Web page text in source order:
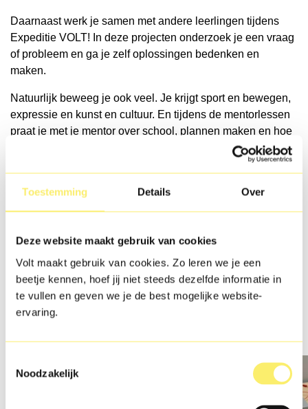
Toestemming Details Over
Deze website maakt gebruik van cookies
Volt maakt gebruik van cookies. Zo leren we je een
beetje kennen, hoef jij niet steeds dezelfde informatie in
te vullen en geven we je de best mogelijke website-
ervaring.
Noodzakelijk
Daarnaast werk je samen met andere leerlingen tijdens
Expeditie VOLT! In deze projecten onderzoek je een vraag
of probleem en ga je zelf oplossingen bedenken en
maken.
Natuurlijk beweeg je ook veel. Je krijgt sport en bewegen,
expressie en kunst en cultuur. En tijdens de mentorlessen
praat je met je mentor over school, plannen maken en hoe
In de bovenbouw kies je een profiel
richting die past bij jouw interesses en talenten. In dat
profiel leer je veel praktische dingen en bereid je
je alvast voor op een beroep of vervolgopleiding.
Bij VOLT! kun je kiezen uit drie profielen: